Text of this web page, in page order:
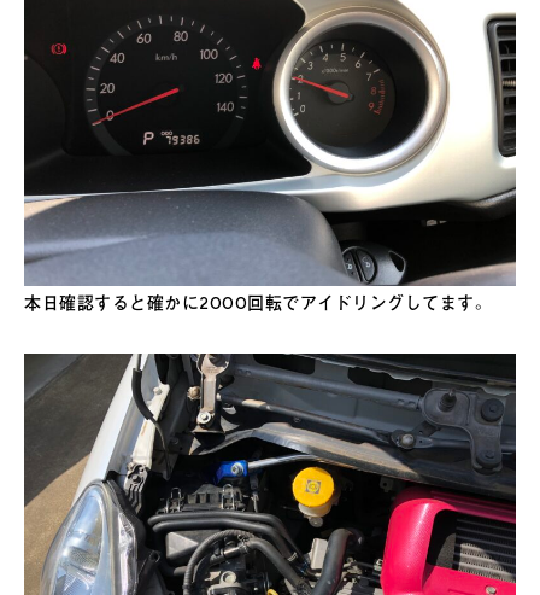
本日確認すると確かに2000回転でアイドリングしてます。